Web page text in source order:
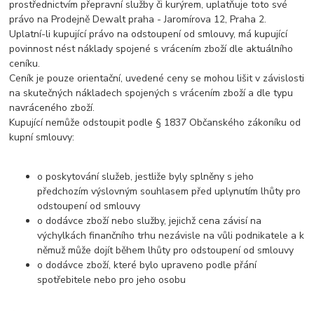
prostřednictvím přepravní služby či kurýrem, uplatňuje toto své
právo na Prodejně Dewalt praha - Jaromírova 12, Praha 2.
Uplatní-li kupující právo na odstoupení od smlouvy, má kupující
povinnost nést náklady spojené s vrácením zboží dle aktuálního
ceníku.
Ceník je pouze orientační, uvedené ceny se mohou lišit v závislosti
na skutečných nákladech spojených s vrácením zboží a dle typu
navráceného zboží.
Kupující nemůže odstoupit podle § 1837 Občanského zákoníku od
kupní smlouvy:
o poskytování služeb, jestliže byly splněny s jeho
předchozím výslovným souhlasem před uplynutím lhůty pro
odstoupení od smlouvy
o dodávce zboží nebo služby, jejichž cena závisí na
výchylkách finančního trhu nezávisle na vůli podnikatele a k
němuž může dojít během lhůty pro odstoupení od smlouvy
o dodávce zboží, které bylo upraveno podle přání
spotřebitele nebo pro jeho osobu